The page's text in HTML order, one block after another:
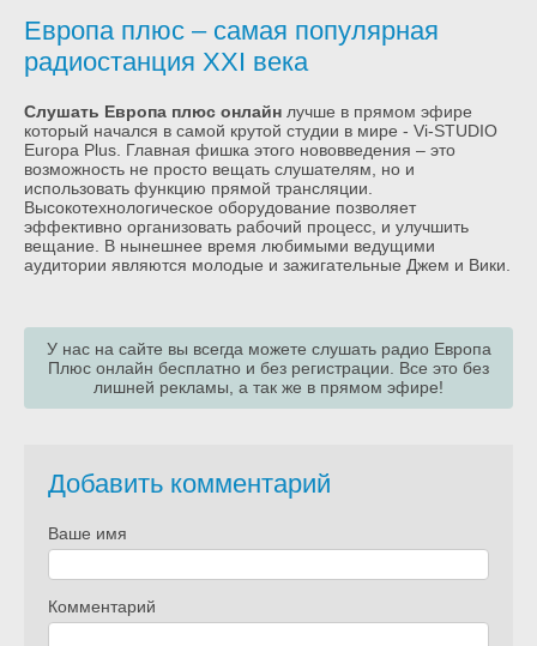
Европа плюс – самая популярная
радиостанция ХХІ века
Слушать Европа плюс онлайн лучше в прямом эфире
который начался в самой крутой студии в мире - Vi-STUDIO
Europa Plus. Главная фишка этого нововведения – это
возможность не просто вещать слушателям, но и
использовать функцию прямой трансляции.
Высокотехнологическое оборудование позволяет
эффективно организовать рабочий процесс, и улучшить
вещание. В нынешнее время любимыми ведущими
аудитории являются молодые и зажигательные Джем и Вики.
У нас на сайте вы всегда можете слушать радио Европа
Плюс онлайн бесплатно и без регистрации. Все это без
лишней рекламы, а так же в прямом эфире!
Добавить комментарий
Ваше имя
Комментарий